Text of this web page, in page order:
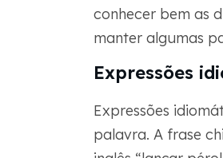
conhecer bem as
manter algumas
Expressões
Expressões
palavra. A frase